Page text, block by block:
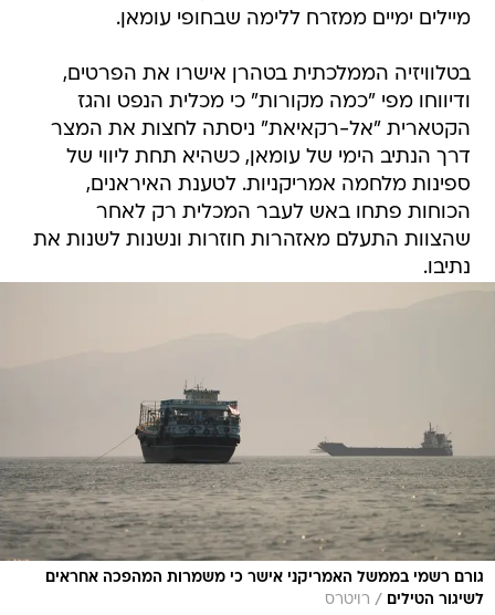
מיילים ימיים ממזרח ללימה שבחופי עומאן.
בטלוויזיה הממלכתית בטהרן אישרו את הפרטים,
ודיווחו מפי "כמה מקורות" כי מכלית הנפט והגז
הקטארית "אל-רקאיאת" ניסתה לחצות את המצר
דרך הנתיב הימי של עומאן, כשהיא תחת ליווי של
ספינות מלחמה אמריקניות. לטענת האיראנים,
הכוחות פתחו באש לעבר המכלית רק לאחר
שהצוות התעלם מאזהרות חוזרות ונשנות לשנות את
נתיבו.
גורם רשמי בממשל האמריקני אישר כי משמרות המהפכה אחראים
לשיגור הטילים
/ רויטרס